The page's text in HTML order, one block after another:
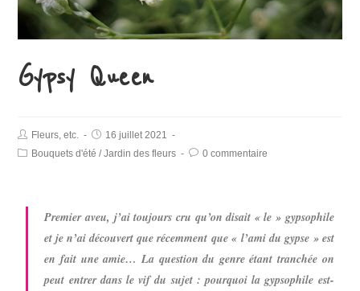
Gypsy Queen
Fleurs, etc.
16 juillet 2021
Bouquets d'été / Jardin des fleurs 0 commentaire
Premier aveu, j’ai toujours cru qu’on disait « le » gypsophile
et je n’ai découvert que récemment que « l’ami du gypse » est
en fait une amie… La question du genre étant tranchée on
peut entrer dans le vif du sujet : pourquoi la gypsophile est-